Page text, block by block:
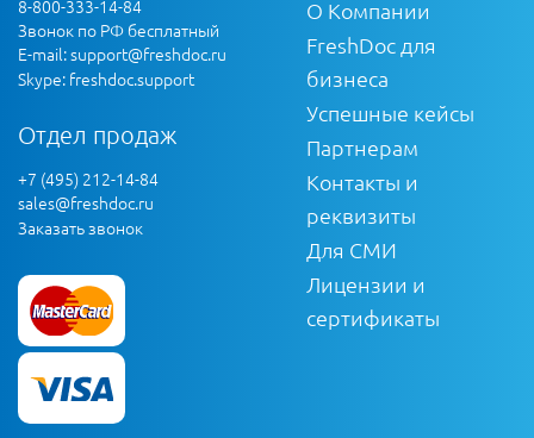
8-800-333-14-84
Звонок по РФ бесплатный
E-mail:support@freshdoc.ru
Skype: freshdoc.support
Отдел продаж
+7 (495) 212-14-84
sales@freshdoc.ru
Заказать звонок
О Компании
FreshDoc для
бизнеса
Успешные кейсы
Партнерам
Контакты и
реквизиты
Для СМИ
Лицензии и
сертификаты